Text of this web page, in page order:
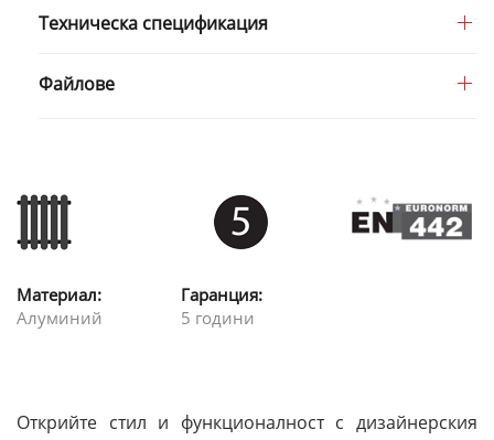
Техническа спецификация
Файлове
Материал:
Алуминий
Гаранция:
5 години
Открийте стил и функционалност с дизайнерския